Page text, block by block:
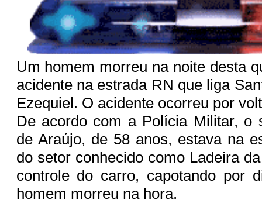
Um homem morreu na noite desta
acidente na estrada RN que liga
Ezequiel. O acidente ocorreu por
De acordo com a Polícia Militar, o
de Araújo, de 58 anos, estava na
do setor conhecido como Ladeira
controle do carro, capotando por
homem morreu na hora.